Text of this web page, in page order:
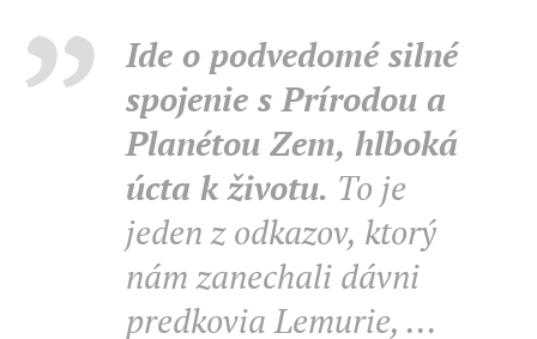
Ide o podvedomé silné
spojenie s Prírodou a
Planétou Zem, hlboká
úcta k životu. To je
jeden z odkazov, ktorý
nám zanechali dávni
predkovia Lemurie, ...